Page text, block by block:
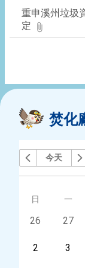
重申溪州垃圾
定
焚化
今天
星期
日 星期
一
今天
26 今天
27
今天
2 今天
3